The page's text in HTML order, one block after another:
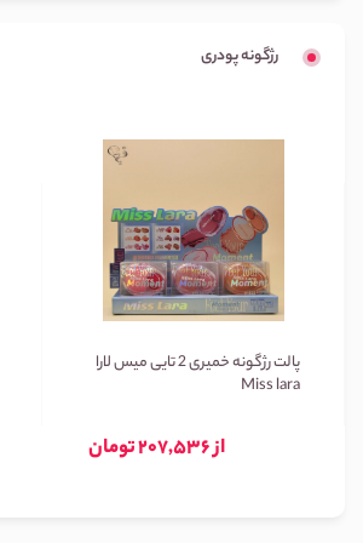
رژگونه پودری
پالت رژگونه خمیری 2 تایی میس لارا
Miss lara
از 207,536 تومان